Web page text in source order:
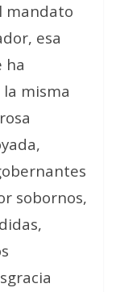
mandato
esa
ha
misma
sobornos,